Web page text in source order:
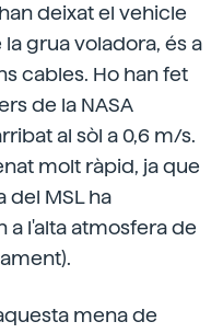
deixat el vehicle
grua voladora, és a
cables. Ho han fet
de la NASA
al sòl a 0,6 m/s.
molt ràpid, ja que
del MSL ha
a l'alta atmosfera de
mena de